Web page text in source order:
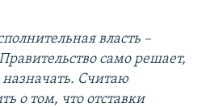
власть –
само решает,
назначать. Считаю
о том, что отставки